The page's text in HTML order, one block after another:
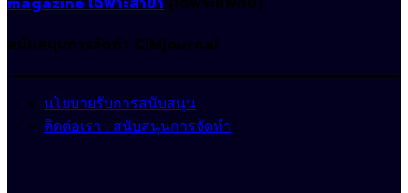
สนับสนุนการจัดทำ CIMjournal
นโยบายรับการสนับสนุน
ติดต่อเรา - สนับสนุนการจัดทำ